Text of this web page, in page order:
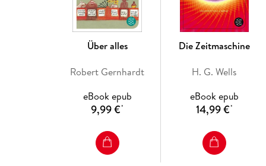
Über alles
Robert Gernhardt
eBook epub
9,99 €*
Die Zeitmaschine
H. G. Wells
eBook epub
14,99 €*